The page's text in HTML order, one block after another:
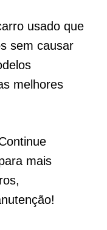
usado que
sem causar
melhores
mais